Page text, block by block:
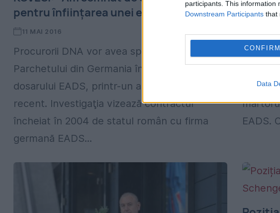
participants. This information
Downstream Participants that
CONFIRM
Data
pentru înființarea unei echipe comune"
11 MAI 2016
Procurorii DNA vor avea sprijinul membrilor
Parchetului din Germania în anchetarea
dosarului EADS, printr-un acord semnat
recent. Investigaţia vizează contractul
încheiat în 2004 de statul român cu firma
germană EADS...
sau
EADS.